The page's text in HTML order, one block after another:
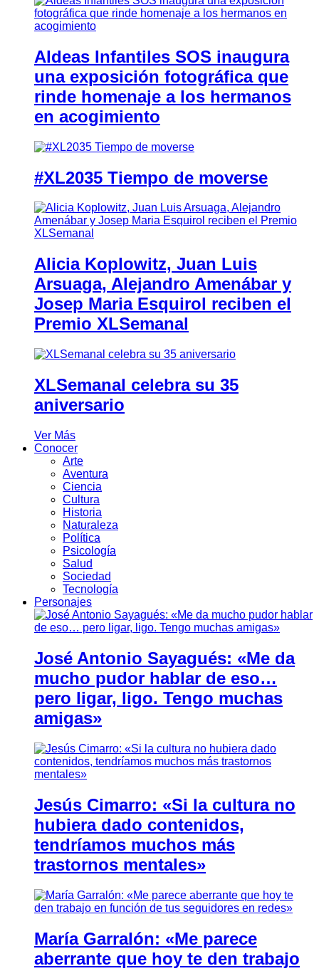
Aldeas Infantiles SOS inaugura
una exposición fotográfica que
rinde homenaje a los hermanos
en acogimiento
#XL2035 Tiempo de moverse
Alicia Koplowitz, Juan Luis
Arsuaga, Alejandro Amenábar y
Josep Maria Esquirol reciben el
Premio XLSemanal
XLSemanal celebra su 35
aniversario
Ver Más
Conocer
Arte
Aventura
Ciencia
Cultura
Historia
Naturaleza
Política
Psicología
Salud
Sociedad
Tecnología
Personajes
José Antonio Sayagués: «Me da
mucho pudor hablar de eso…
pero ligar, ligo. Tengo muchas
amigas»
Jesús Cimarro: «Si la cultura no
hubiera dado contenidos,
tendríamos muchos más
trastornos mentales»
María Garralón: «Me parece
aberrante que hoy te den trabajo